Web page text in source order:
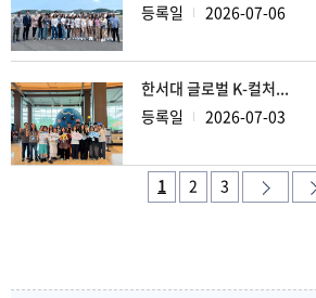
등록일
2026-07-06
한서대 글로벌 K-컬처...
등록일
2026-07-03
1 2 3